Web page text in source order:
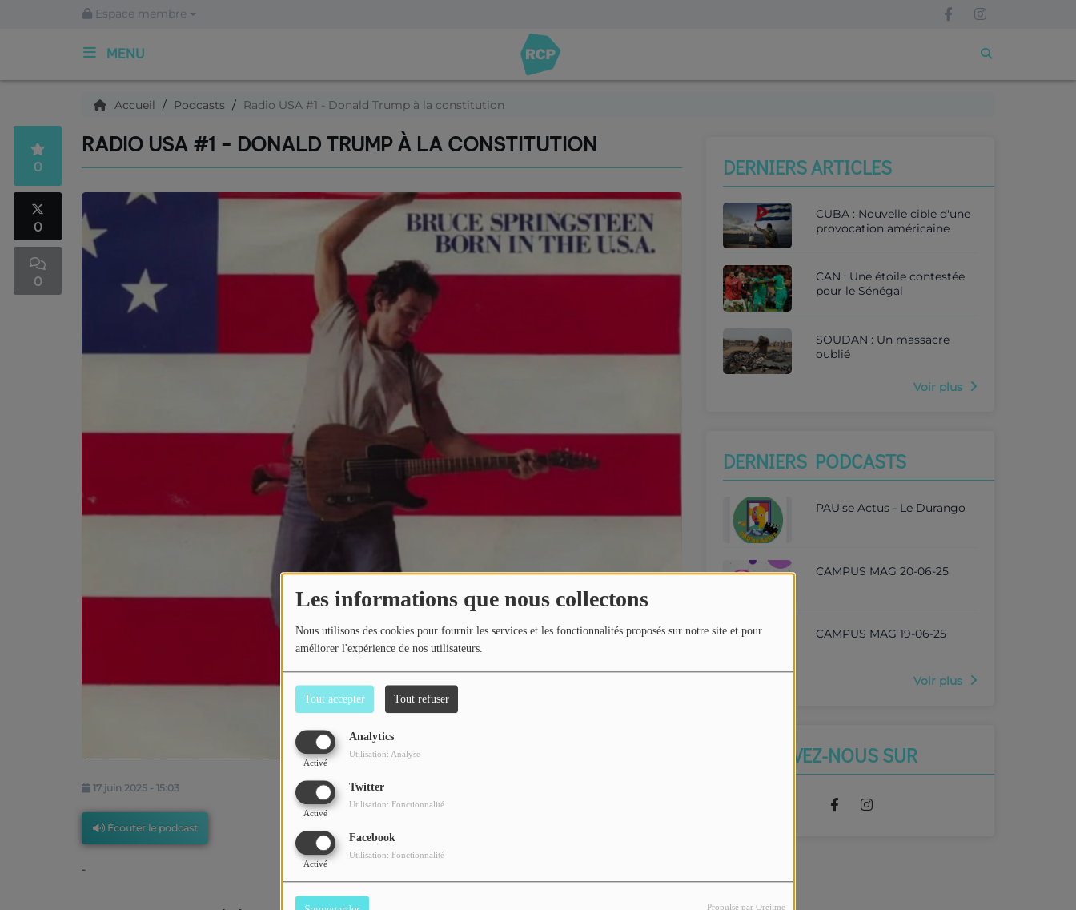
Les informations que nous collectons
Nous utilisons des cookies pour fournir les services et les fonctionnalités proposés sur notre site et pour
améliorer l'expérience de nos utilisateurs.
Tout accepter Tout refuser
Analytics
Activé
Utilisation: Analyse
Twitter
Activé
Utilisation: Fonctionnalité
Facebook
Activé
Utilisation: Fonctionnalité
Propulsé par Orejime
Espace membre
MENU
ACCUEIL
Qui sommes nous ?
Articles
Podcasts
C'est quoi ce titre ?
Accueil Podcasts Radio USA #1 - Donald Trump à la constitution
RADIO USA #1 - DONALD TRUMP À LA CONSTITUTION
0
0
0
17 juin 2025 - 15:03
Écouter le podcast
-
DERNIERS ARTICLES
CUBA : Nouvelle cible d'une
provocation américaine
CAN : Une étoile contestée
pour le Sénégal
SOUDAN : Un massacre
oublié
Voir plus
DERNIERS PODCASTS
PAU'se Actus - Le Durango
CAMPUS MAG 20-06-25
CAMPUS MAG 19-06-25
Voir plus
RETROUVEZ-NOUS SUR